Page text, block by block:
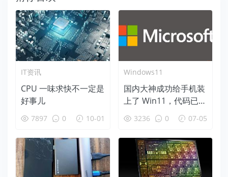
IT资讯
CPU 一味求快不一定是
好事儿
7897 0 10-01
Windows11
国内大神成功给手机装
上了 Win11，代码已在
GitHub 开源！
3236 0 07-05